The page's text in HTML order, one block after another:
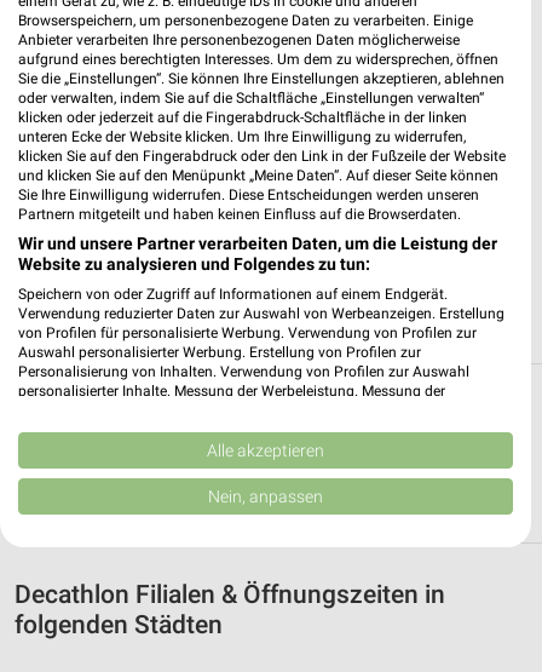
DECATHLON Hamburg-Langenhorn
Krohnstieg 41-43
22415 Hamburg
Heute 10:00 - 20:00 Uhr | Geöffnet
258,91 km
Alle Filialen, Adressen und Öffnungszeiten
von Decathlon in und um Kiel
Du suchst die nächste Filiale von Decathlon in Kiel. Hier siehst
Du alle Decathlon Filialen in der Umgebung von Kiel.
Decathlon Filialen & Öffnungszeiten in
folgenden Städten
Browserspeichern, um personenbezogene Daten zu verarbeiten. Einige
Anbieter verarbeiten Ihre personenbezogenen Daten möglicherweise
aufgrund eines berechtigten Interesses. Um dem zu widersprechen, öffnen
Sie die „Einstellungen“. Sie können Ihre Einstellungen akzeptieren, ablehnen
oder verwalten, indem Sie auf die Schaltfläche „Einstellungen verwalten“
klicken oder jederzeit auf die Fingerabdruck-Schaltfläche in der linken
unteren Ecke der Website klicken. Um Ihre Einwilligung zu widerrufen,
klicken Sie auf den Fingerabdruck oder den Link in der Fußzeile der Website
und klicken Sie auf den Menüpunkt „Meine Daten“. Auf dieser Seite können
Sie Ihre Einwilligung widerrufen. Diese Entscheidungen werden unseren
Partnern mitgeteilt und haben keinen Einfluss auf die Browserdaten.
Wir und unsere Partner verarbeiten Daten, um die Leistung der
Website zu analysieren und Folgendes zu tun:
Speichern von oder Zugriff auf Informationen auf einem Endgerät.
Verwendung reduzierter Daten zur Auswahl von Werbeanzeigen. Erstellung
von Profilen für personalisierte Werbung. Verwendung von Profilen zur
Auswahl personalisierter Werbung. Erstellung von Profilen zur
Personalisierung von Inhalten. Verwendung von Profilen zur Auswahl
personalisierter Inhalte. Messung der Werbeleistung. Messung der
Kombinationen von Daten aus verschiedenen Quellen. Entwicklung und
Verbesserung der Angebote. Verwendung reduzierter Daten zur Auswahl
von Inhalten.
Daten können außerhalb der Europäischen Union weitergegeben und in die
Website/App.
Partnerliste anzeigen (1 IAB-Anbieter)
Wir nutzen Ihre Daten für folgende Zwecke:
IAB-Verarbeitungszwecke:
Alle akzeptieren
Nein, anpassen